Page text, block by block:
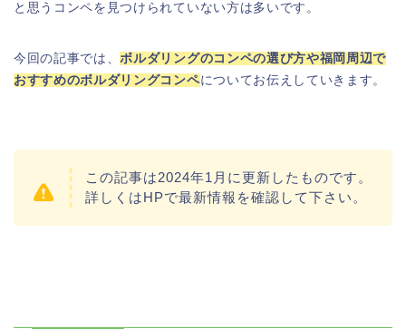
と思うコンペを見つけられていない方は多いです。
今回の記事では、ボルダリングのコンペの選び方や福岡周辺で
おすすめのボルダリングコンペについてお伝えしていきます。
この記事は2024年1月に更新したものです。
詳しくはHPで最新情報を確認して下さい。